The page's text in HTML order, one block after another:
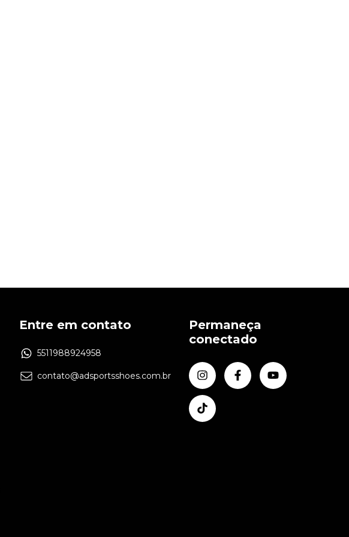
Entre em contato
5511988924958
contato@adsportsshoes.com.br
Permaneça
conectado